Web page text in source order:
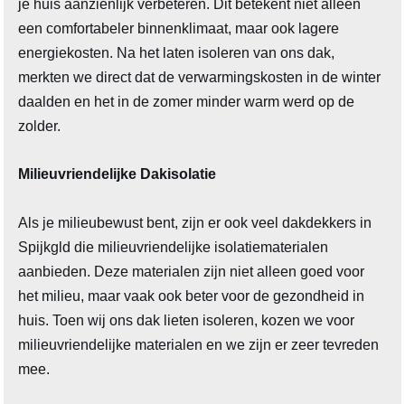
je huis aanzienlijk verbeteren. Dit betekent niet alleen
een comfortabeler binnenklimaat, maar ook lagere
energiekosten. Na het laten isoleren van ons dak,
merkten we direct dat de verwarmingskosten in de winter
daalden en het in de zomer minder warm werd op de
zolder.
Milieuvriendelijke Dakisolatie
Als je milieubewust bent, zijn er ook veel dakdekkers in
Spijkgld die milieuvriendelijke isolatiematerialen
aanbieden. Deze materialen zijn niet alleen goed voor
het milieu, maar vaak ook beter voor de gezondheid in
huis. Toen wij ons dak lieten isoleren, kozen we voor
milieuvriendelijke materialen en we zijn er zeer tevreden
mee.